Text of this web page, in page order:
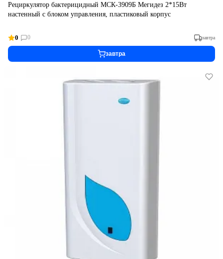
Рециркулятор бактерицидный МСК-3909Б Мегидез 2*15Вт
настенный с блоком управления, пластиковый корпус
0 0 завтра
завтра